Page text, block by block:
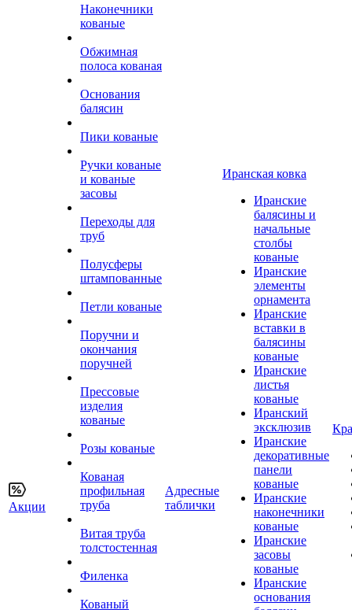
Акции
Наконечники
кованые
Обжимная
полоса кованая
Основания
балясин
Пики кованые
Ручки кованые
и кованые
засовы
Переходы для
труб
Полусферы
штампованные
Петли кованые
Поручни и
окончания
поручней
Прессовые
изделия
кованые
Розы кованые
Кованая
профильная
труба
Витая труба
толстостенная
Филенка
Кованый
Адресные
таблички
Иранская ковка
Иранские
балясины и
начальные
столбы
кованые
Иранские
элементы
орнамента
Иранские
вставки в
балясины
кованые
Иранские
листья
кованые
Иранский
эксклюзив
Иранские
декоративные
панели
кованые
Иранские
наконечники
кованые
Иранские
засовы
кованые
Иранские
основания